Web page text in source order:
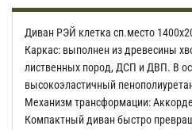
Диван РЭЙ клетка сп.место
Каркас: выполнен из древесины
лиственных пород, ДСП и ДВП. В
высокоэластичный
Механизм трансформации:
Компактный диван быстро